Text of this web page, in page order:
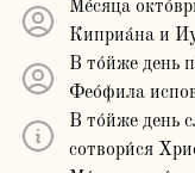
Ме́сяца
Киприа́на и
В то́йже день
Фео́фила
В то́йже день
сотвори́ся